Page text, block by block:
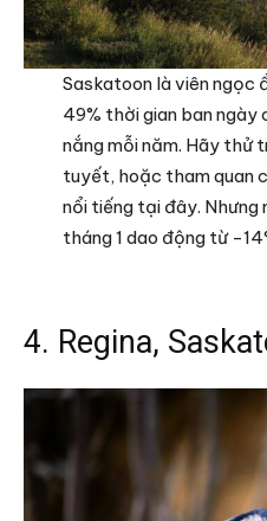
Saskatoon là viên ngọc
49% thời gian ban ngày
nắng mỗi năm. Hãy
tuyết, hoặc tham quan
nổi tiếng tại đây. Nhưng
tháng 1 dao động từ -
4. Regina,